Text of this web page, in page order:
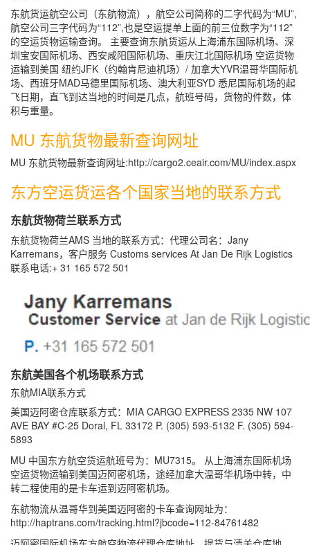
东航货运航空公司（东航物流），航空公司简称的二字代码为“MU”,
航空公司三字代码为“112”,也是空运提单上面的前三位数字为“112”
的空运货物运输查询。 主要查询东航货运从上海浦东国际机场、深
圳宝安国际机场、西安咸阳国际机场、重庆江北国际机场 空运货物
运输到美国 纽约JFK（约翰肯尼迪机场）/ 加拿大YVR温哥华国际机
场、西班牙MAD马德里国际机场、澳大利亚SYD 悉尼国际机场的起
飞日期，直飞到达当地的时间是几点，航班号码，货物的件数，体
积与重量。
MU 东航货物最新查询网址
MU 东航货物最新查询网址:http://cargo2.ceair.com/MU/index.aspx
东方空运货运各个国家当地的联系方式
东航货物荷兰联系方式
东航货物荷兰AMS 当地的联系方式：代理公司名：Jany
Karremans，客户服务 Customs services At Jan De Rijk Logistics
联系电话:+ 31 165 572 501
东航美国各个机场联系方式
东航MIA联系方式
美国迈阿密仓库联系方式：MIA CARGO EXPRESS 2335 NW 107
AVE BAY #C-25 Doral, FL 33172 P. (305) 593-5132 F. (305) 594-
5893
MU 中国东方航空货运航班号为：MU7315。 从上海浦东国际机场
空运货物运输到美国迈阿密机场，途经加拿大温哥华机场中转，中
转二程使用的是卡车运到迈阿密机场。
东航物流从温哥华到美国迈阿密的卡车查询网址为：
http://haptrans.com/tracking.html?jbcode=112-84761482